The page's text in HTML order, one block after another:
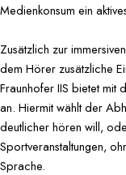
Medienkonsum ein
Zusätzlich zur
dem Hörer zusätzliche
Fraunhofer IIS bietet mit
an. Hiermit wählt der
deutlicher hören will,
Sportveranstaltungen,
Sprache.